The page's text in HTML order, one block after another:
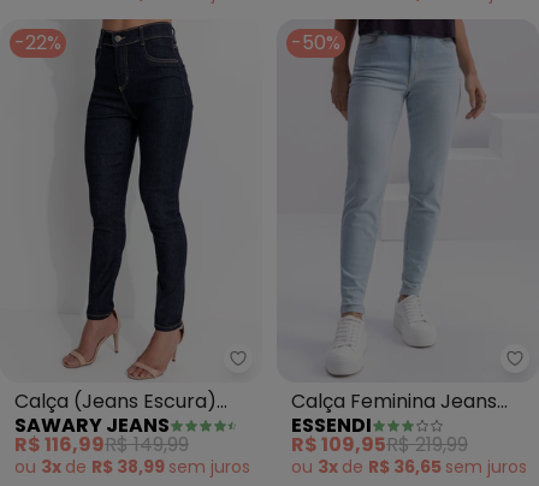
-22%
Sawary Jeans - Calça (Jeans
Calça (Jeans Escura)
Skinny Sawary
SAWARY JEANS
R$ 116,99R$ 149,99
ou 3x de R$ 38,99 sem juros
-50%
Calça Feminina Jeans
Colbie Plus (Azul)
ESSENDI
R$ 109,95R$ 219,99
ou 3x de R$ 36,65 sem juros